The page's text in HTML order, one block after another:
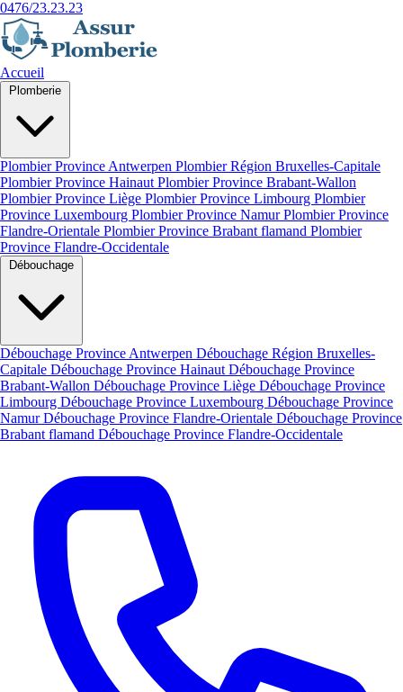
0476/23.23.23
Accueil
Plombier Province Antwerpen Plombier Région Bruxelles-Capitale
Plombier Province Hainaut Plombier Province Brabant-Wallon
Plombier Province Liège Plombier Province Limbourg Plombier
Province Luxembourg Plombier Province NamurPlombier Province
Flandre-Orientale Plombier Province Brabant flamand Plombier
Province Flandre-Occidentale
Débouchage Province Antwerpen Débouchage Région Bruxelles-
Capitale Débouchage Province Hainaut Débouchage Province
Brabant-Wallon Débouchage Province Liège Débouchage Province
Limbourg Débouchage Province Luxembourg Débouchage Province
NamurDébouchage Province Flandre-Orientale Débouchage Province
Brabant flamand Débouchage Province Flandre-Occidentale